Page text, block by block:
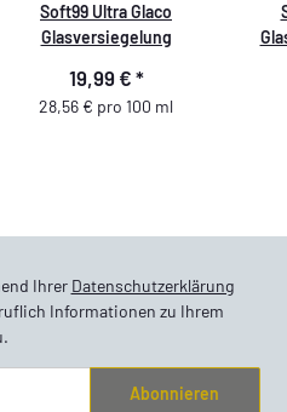
Soft99 Ultra Glaco
Glasversiegelung
19,99 € *
28,56 € pro 100 ml
Ihrer Datenschutzerklärung
Informationen zu Ihrem
Abonnieren